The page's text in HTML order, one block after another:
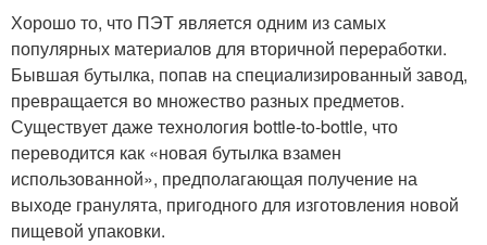
Хорошо то, что ПЭТ является одним из самых
популярных материалов для вторичной переработки.
Бывшая бутылка, попав на специализированный завод,
превращается во множество разных предметов.
Существует даже технология bottle-to-bottle, что
переводится как «новая бутылка взамен
использованной», предполагающая получение на
выходе гранулята, пригодного для изготовления новой
пищевой упаковки.